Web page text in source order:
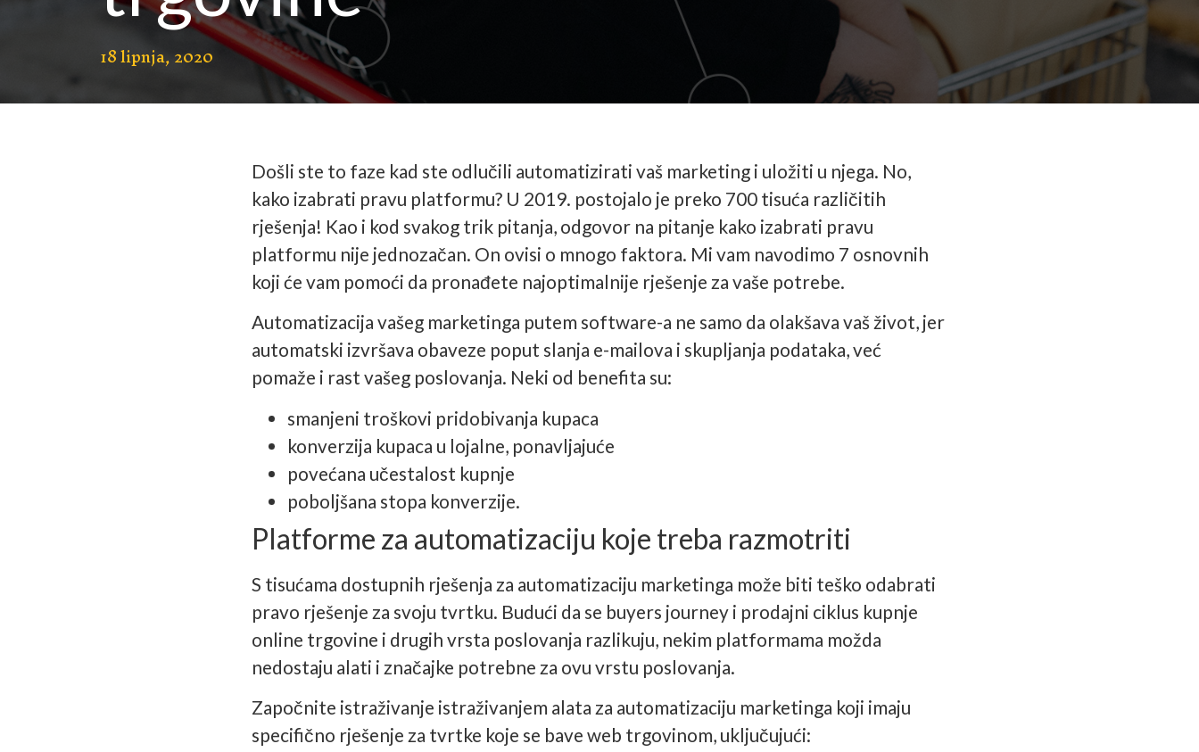
18 lipnja, 2020
Došli ste to faze kad ste odlučili automatizirati vaš marketing i uložiti u njega. No,
kako izabrati pravu platformu? U 2019. postojalo je preko 700 tisuća različitih
rješenja! Kao i kod svakog trik pitanja, odgovor na pitanje kako izabrati pravu
platformu nije jednozačan. On ovisi o mnogo faktora. Mi vam navodimo 7 osnovnih
koji će vam pomoći da pronađete najoptimalnije rješenje za vaše potrebe.
Automatizacija vašeg marketinga putem software-a ne samo da olakšava vaš život, jer
automatski izvršava obaveze poput slanja e-mailova i skupljanja podataka, već
pomaže i rast vašeg poslovanja. Neki od benefita su:
smanjeni troškovi pridobivanja kupaca
konverzija kupaca u lojalne, ponavljajuće
povećana učestalost kupnje
poboljšana stopa konverzije.
Platforme za automatizaciju koje treba razmotriti
S tisućama dostupnih rješenja za automatizaciju marketinga može biti teško odabrati
pravo rješenje za svoju tvrtku. Budući da se buyers journey i prodajni ciklus kupnje
online trgovine i drugih vrsta poslovanja razlikuju, nekim platformama možda
nedostaju alati i značajke potrebne za ovu vrstu poslovanja.
Započnite istraživanje istraživanjem alata za automatizaciju marketinga koji imaju
specifično rješenje za tvrtke koje se bave web trgovinom, uključujući: